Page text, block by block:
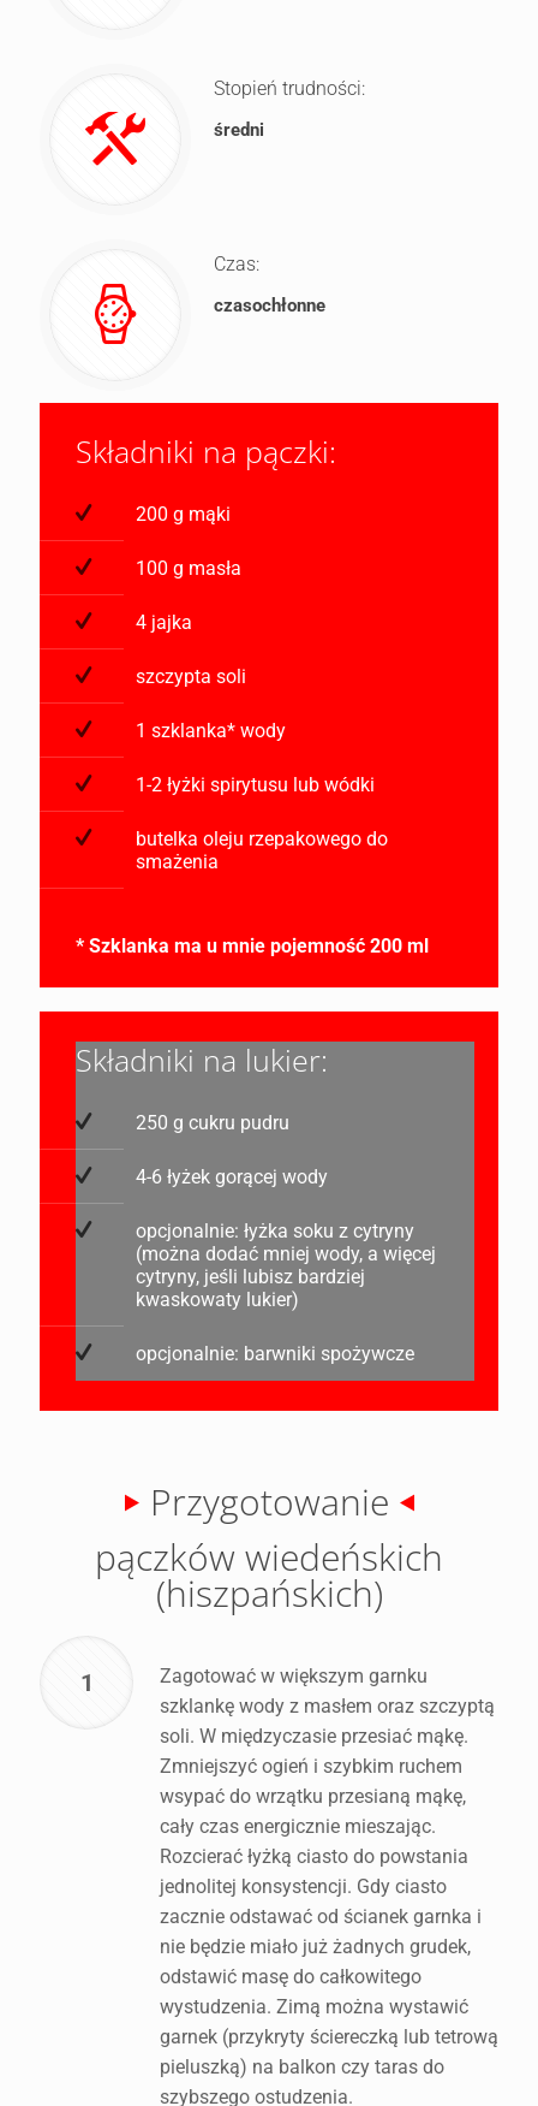
Stopień trudności:
średni
Czas:
czasochłonne
Składniki na pączki:
200 g mąki
100 g masła
4 jajka
szczypta soli
1 szklanka* wody
1-2 łyżki spirytusu lub wódki
butelka oleju rzepakowego do
smażenia
* Szklanka ma u mnie pojemność 200 ml
Składniki na lukier:
250 g cukru pudru
4-6 łyżek gorącej wody
opcjonalnie: łyżka soku z cytryny
(można dodać mniej wody, a więcej
cytryny, jeśli lubisz bardziej
kwaskowaty lukier)
opcjonalnie: barwniki spożywcze
Przygotowanie
pączków wiedeńskich
(hiszpańskich)
1
Zagotować w większym garnku
szklankę wody z masłem oraz szczyptą
soli. W międzyczasie przesiać mąkę.
Zmniejszyć ogień i szybkim ruchem
wsypać do wrzątku przesianą mąkę,
cały czas energicznie mieszając.
Rozcierać łyżką ciasto do powstania
jednolitej konsystencji. Gdy ciasto
zacznie odstawać od ścianek garnka i
nie będzie miało już żadnych grudek,
odstawić masę do całkowitego
wystudzenia. Zimą można wystawić
garnek (przykryty ściereczką lub tetrową
pieluszką) na balkon czy taras do
szybszego ostudzenia.